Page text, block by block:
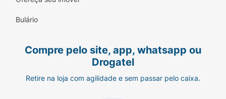
Bulário
Compre pelo site, app, whatsapp ou
Drogatel
Retire na loja com agilidade e sem passar pelo caixa.